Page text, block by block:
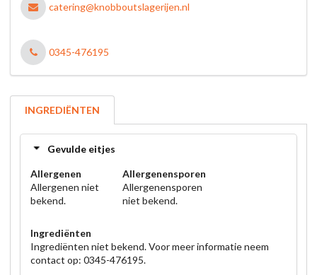
catering@knobboutslagerijen.nl
0345-476195
INGREDIËNTEN
Gevulde eitjes
Allergenen
Allergenen niet
bekend.
Allergenensporen
Allergenensporen
niet bekend.
Ingrediënten
Ingrediënten niet bekend. Voor meer informatie neem
contact op: 0345-476195.